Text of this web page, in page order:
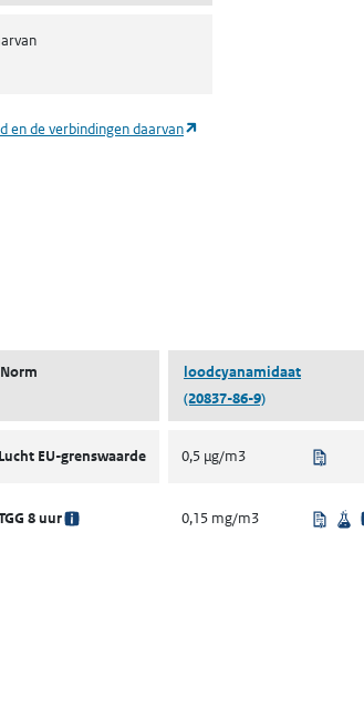
en de verbindingen daarvan
Norm
loodcyanamidaat
(20837-86-9)
Lucht EU-grenswaarde 0,5 µg/m3
8 uur 0,15 mg/m3 Uit